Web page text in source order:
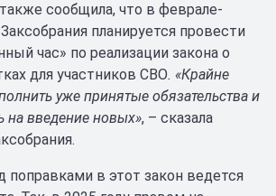
сообщила, что в феврале-
планируется провести
час» по реализации закона о
для участников СВО. «Крайне
уже принятые обязательства и
на введение новых», – сказала
поправками в этот закон ведется